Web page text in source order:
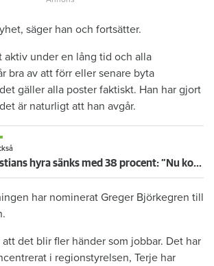
säger han och fortsätter.
aktiv under en lång tid och alla
bra av att förr eller senare byta
gäller alla poster faktiskt. Han har gjort
är naturligt att han avgår.
Christians hyra sänks med 38 procent: ”Nu kommer jag ha råd att ta körkort”
har nominerat Greger Björkegren till
det blir fler händer som jobbar. Det har
i regionstyrelsen, Terje har